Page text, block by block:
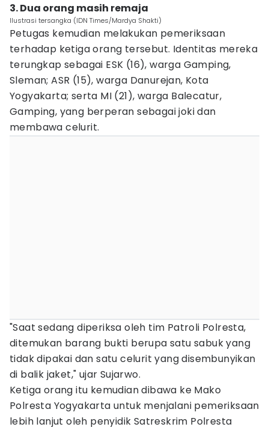
3. Dua orang masih remaja
Ilustrasi tersangka (IDN Times/Mardya Shakti)
Petugas kemudian melakukan pemeriksaan
terhadap ketiga orang tersebut. Identitas mereka
terungkap sebagai ESK (16), warga Gamping,
Sleman; ASR (15), warga Danurejan, Kota
Yogyakarta; serta MI (21), warga Balecatur,
Gamping, yang berperan sebagai joki dan
membawa celurit.
"Saat sedang diperiksa oleh tim Patroli Polresta,
ditemukan barang bukti berupa satu sabuk yang
tidak dipakai dan satu celurit yang disembunyikan
di balik jaket," ujar Sujarwo.
Ketiga orang itu kemudian dibawa ke Mako
Polresta Yogyakarta untuk menjalani pemeriksaan
lebih lanjut oleh penyidik Satreskrim Polresta